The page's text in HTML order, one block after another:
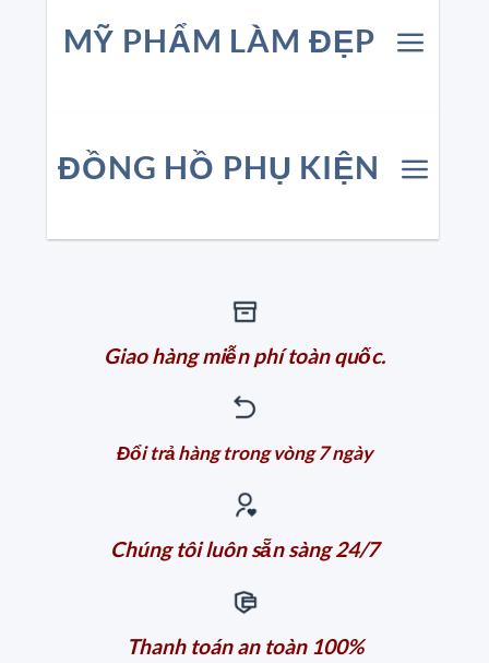
MỸ PHẨM LÀM ĐẸP
ĐỒNG HỒ PHỤ KIỆN
Giao hàng miễn phí toàn quốc.
Đổi trả hàng trong vòng 7 ngày
Chúng tôi luôn sẵn sàng 24/7
Thanh toán an toàn 100%